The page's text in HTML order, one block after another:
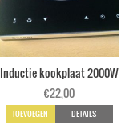
Inductie kookplaat 2000W
€22,00
TOEVOEGEN DETAILS